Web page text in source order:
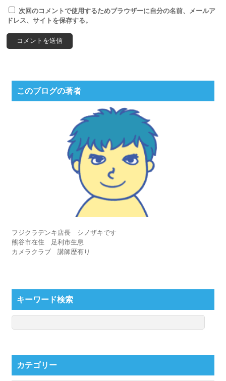
次回のコメントで使用するためブラウザーに自分の名前、メールア
ドレス、サイトを保存する。
このブログの著者
フジクラデンキ店長 シノザキです
熊谷市在住 足利市生息
カメラクラブ 講師歴有り
キーワード検索
カテゴリー